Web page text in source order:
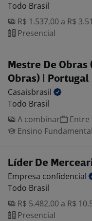
Todo Brasil
R$ 1.537,00 a R$
Presencial
Mestre De
Obras) | Portugal
Casaisbrasil
Todo Brasil
A combinar
Entre
Ensino
Líder De
Empresa confidencial
Todo Brasil
R$ 5.482,00 a R$
Presencial